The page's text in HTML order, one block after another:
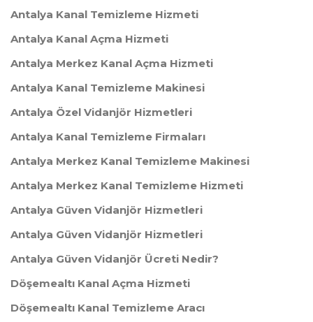
Antalya Kanal Temizleme Hizmeti
Antalya Kanal Açma Hizmeti
Antalya Merkez Kanal Açma Hizmeti
Antalya Kanal Temizleme Makinesi
Antalya Özel Vidanjör Hizmetleri
Antalya Kanal Temizleme Firmaları
Antalya Merkez Kanal Temizleme Makinesi
Antalya Merkez Kanal Temizleme Hizmeti
Antalya Güven Vidanjör Hizmetleri
Antalya Güven Vidanjör Hizmetleri
Antalya Güven Vidanjör Ücreti Nedir?
Döşemealtı Kanal Açma Hizmeti
Döşemealtı Kanal Temizleme Aracı